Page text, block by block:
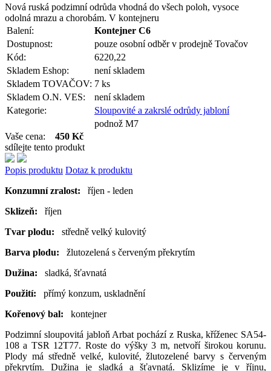
Nová ruská podzimní odrůda vhodná do všech poloh, vysoce
odolná mrazu a chorobám. V kontejneru
Balení:
Kontejner C6
Dostupnost:
pouze osobní odběr v prodejně Tovačov
Kód:
6220,22
Skladem Eshop:
není skladem
Skladem TOVAČOV: 7 ks
Skladem O.N. VES:
není skladem
Kategorie:
Sloupovité a zakrslé odrůdy jabloní
podnož M7
Vaše cena: 450 Kč
sdílejte tento produkt
Popis produktu Dotaz k produktu
Konzumní zralost: říjen - leden
Sklizeň:
říjen
Tvar plodu: středně velký kulovitý
Barva plodu:
žlutozelená s červeným překrytím
Dužina:
sladká, šťavnatá
Použití:
přímý konzum, uskladnění
Kořenový bal: kontejner
Podzimní sloupovitá jabloň Arbat pochází z Ruska, kříženec SA54-
108 a TSR 12T77. Roste do výšky 3 m, netvoří širokou korunu.
Plody má středně velké, kulovité, žlutozelené barvy s červeným
překrytím. Dužina je sladká a šťavnatá. Sklizíme je v říjnu,